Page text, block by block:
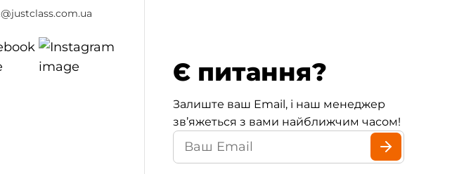
Є питання?
Залиште ваш Email, і наш менеджер
зв’яжеться з вами найближчим часом!